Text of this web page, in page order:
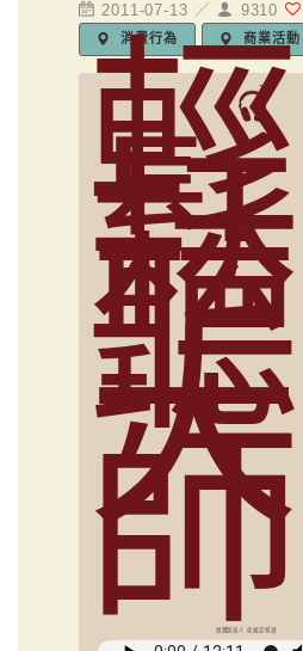
2011-07-13 ／ 9310
消費行為 商業活動
輕
鬆
聽
大
師
媒體創意人 俞國定導讀